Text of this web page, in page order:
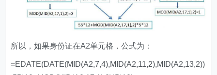
所以，如果身份证在A2单元格，公式为：
=EDATE(DATE(MID(A2,7,4),MID(A2,11,2),MID(A2,13,2))